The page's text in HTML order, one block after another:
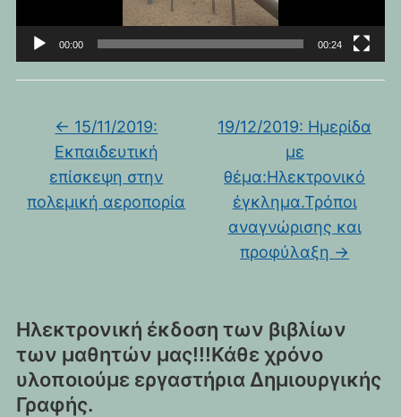
Ηλεκτρονική έκδοση των βιβλίων
των μαθητών μας!!!Κάθε χρόνο
υλοποιούμε εργαστήρια Δημιουργικής
Γραφής.
00:00 00:24
← 15/11/2019:
Εκπαιδευτική
επίσκεψη στην
πολεμική αεροπορία
19/12/2019: Ημερίδα
με
θέμα:Ηλεκτρονικό
έγκλημα.Τρόποι
αναγνώρισης και
προφύλαξη →